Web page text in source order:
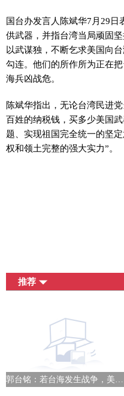
国台办发言人陈斌华7月29日
供武器，并指台湾当局顽固
以武谋独，不断乞求美国向
勾连。他们的所作所为正在
海兵凶战危。
陈斌华指出，无论台湾民进
百姓的纳税钱，买多少美国
题、实现祖国完全统一的坚
权和领土完整的强大实力”。
推荐
郭台铭：若台海发生战争，美股市10秒崩盘